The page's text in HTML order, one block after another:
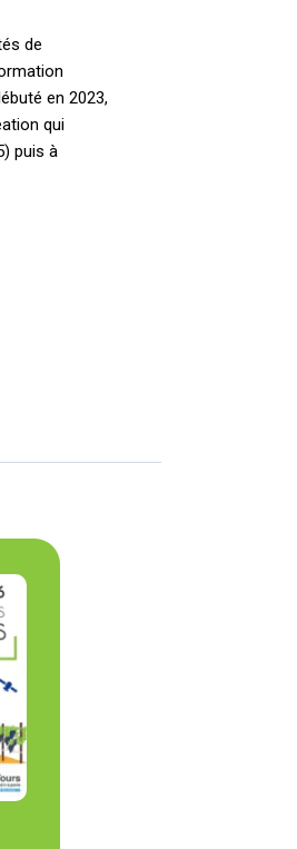
de
en 2023,
qui
puis à